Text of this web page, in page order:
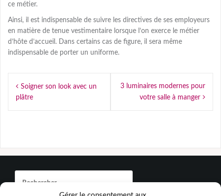
ce métier.
Ainsi, il est indispensable de suivre les directives de ses employeurs
en matière de tenue vestimentaire lorsque l’on exerce le métier
d’hôte d’accueil. Dans certains cas de figure, il sera même
indispensable de porter un uniforme.
Navigation
de
Soigner son look avec un
plâtre
3 luminaires modernes pour
votre salle à manger